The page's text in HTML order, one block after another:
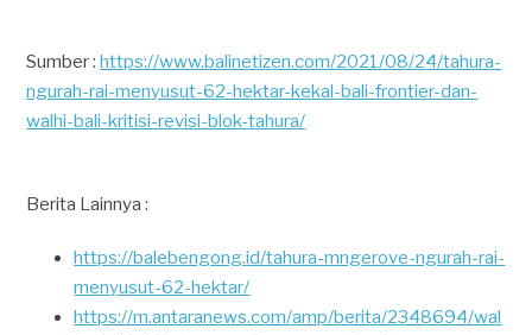
Sumber :https://www.balinetizen.com/2021/08/24/tahura-
ngurah-rai-menyusut-62-hektar-kekal-bali-frontier-dan-
walhi-bali-kritisi-revisi-blok-tahura/
Berita Lainnya :
https://balebengong.id/tahura-mngerove-ngurah-rai-
menyusut-62-hektar/
https://m.antaranews.com/amp/berita/2348694/wal